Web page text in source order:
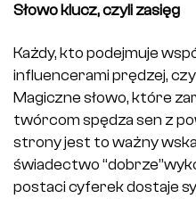
Słowo klucz, czyli zasięg
Każdy, kto podejmuje
influencerami prędzej,
Magiczne słowo, które
twórcom spędza sen z
strony jest to ważny
świadectwo
postaci cyferek dostaje